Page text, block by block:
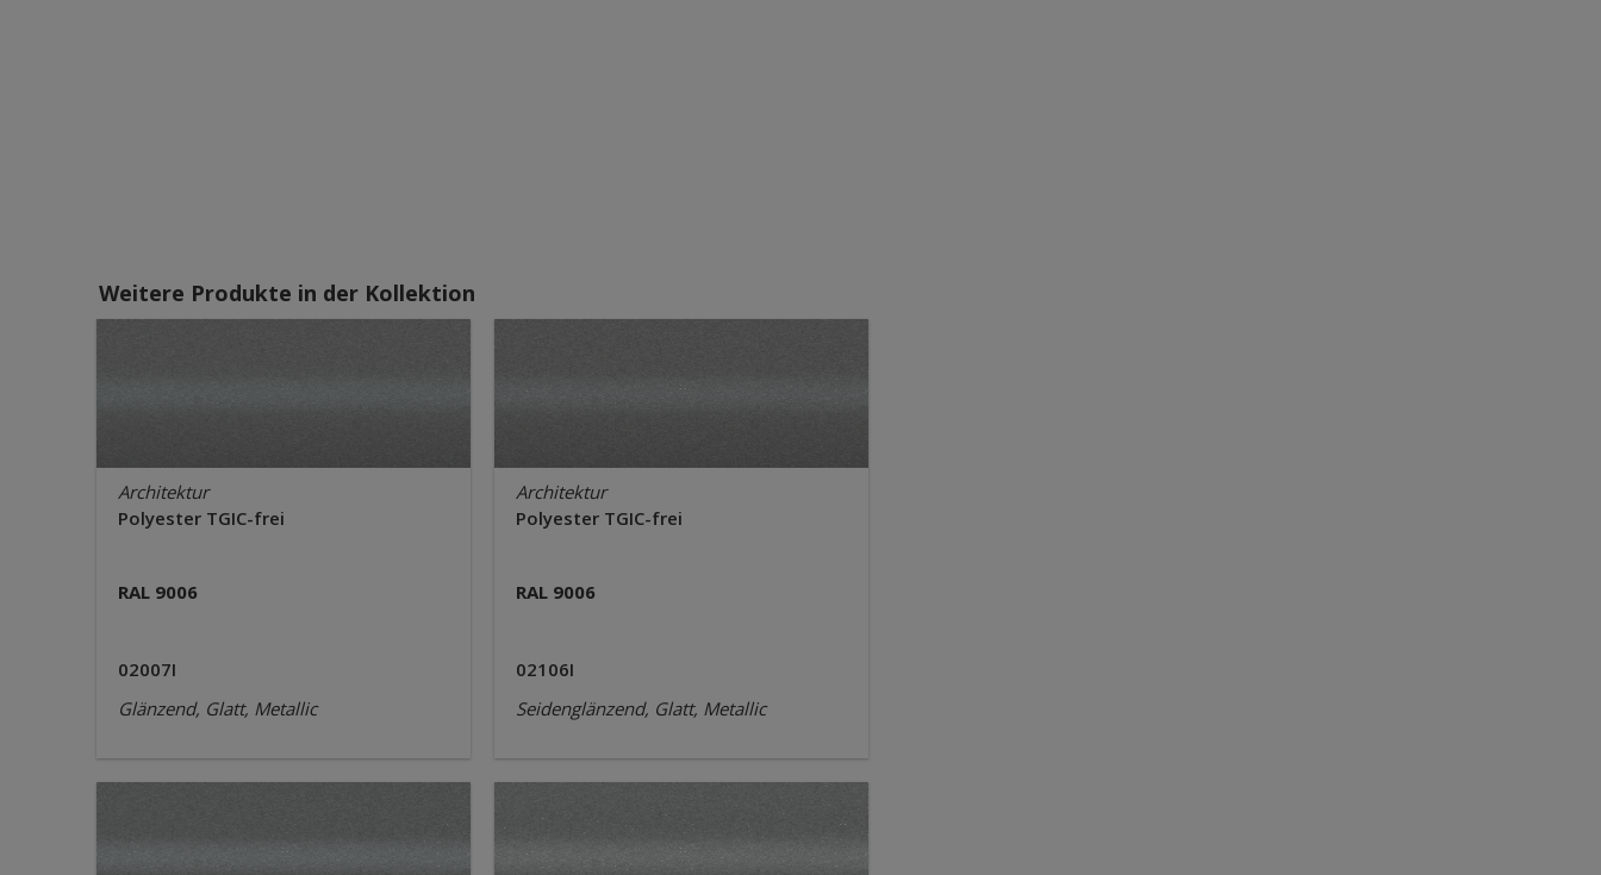
Weitere Produkte in der Kollektion
Architektur
Polyester TGIC-frei
RAL 9006
02007I
Glänzend, Glatt, Metallic
Architektur
Polyester TGIC-frei
RAL 9006
02106I
Seidenglänzend, Glatt, Metallic